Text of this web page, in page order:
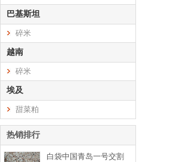
巴基斯坦
碎米
越南
碎米
埃及
甜菜粕
热销排行
白袋中国青岛一号交割